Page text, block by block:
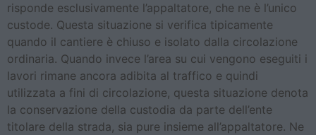
risponde esclusivamente l’appaltatore, che ne è l’unico
custode. Questa situazione si verifica tipicamente
quando il cantiere è chiuso e isolato dalla circolazione
ordinaria. Quando invece l’area su cui vengono eseguiti i
lavori rimane ancora adibita al traffico e quindi
utilizzata a fini di circolazione, questa situazione denota
la conservazione della custodia da parte dell’ente
titolare della strada, sia pure insieme all’appaltatore. Ne